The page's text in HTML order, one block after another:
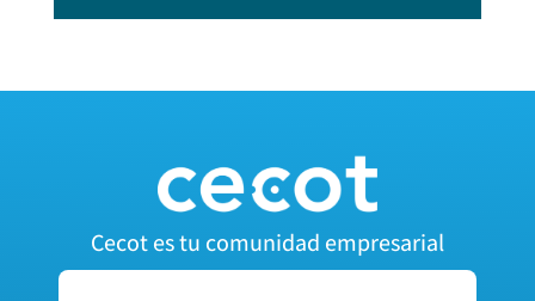
Cecot es tu comunidad empresarial